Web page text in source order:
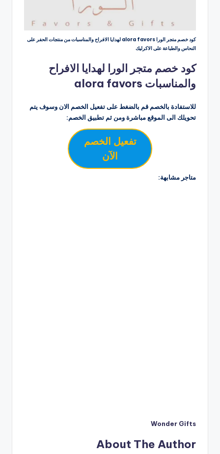
كود خصم متجر الورا alora favors لهدايا الافراح والمناسبات من منتجات الحفر على
النحاس والطباعة على الاكرليك
كود خصم متجر الورا لهدايا الافراح
والمناسبات alora favors
للاستفادة بالخصم قم بالضغط على تفعيل الخصم الان وسوف يتم
تحويلك الى الموقع مباشرة ومن ثم تطبيق الخصم:
تفعيل الخصم
الآن
متاجر مشابهة:
Wonder Gifts
About The Author